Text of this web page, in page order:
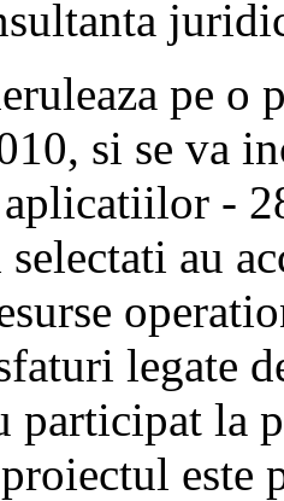
pe o
si se va
-
au
legate
participat la
este